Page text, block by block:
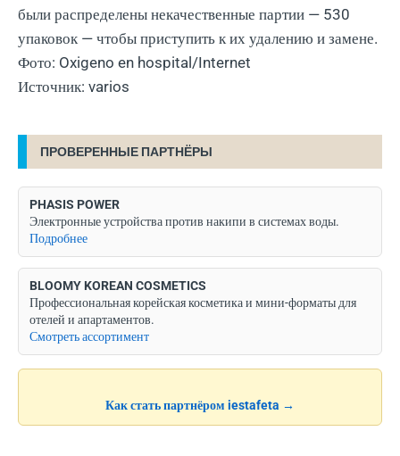
были распределены некачественные партии — 530
упаковок — чтобы приступить к их удалению и замене.
Фото: Oxigeno en hospital/Internet
Источник: varios
ПРОВЕРЕННЫЕ ПАРТНЁРЫ
PHASIS POWER
Электронные устройства против накипи в системах воды.
Подробнее
BLOOMY KOREAN COSMETICS
Профессиональная корейская косметика и мини-форматы для
отелей и апартаментов.
Смотреть ассортимент
Как стать партнёром iestafeta →